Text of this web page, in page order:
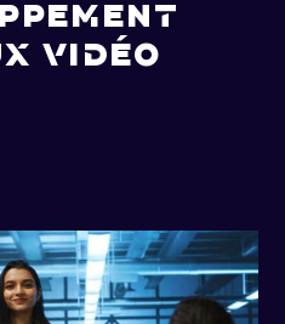
VIDÉO